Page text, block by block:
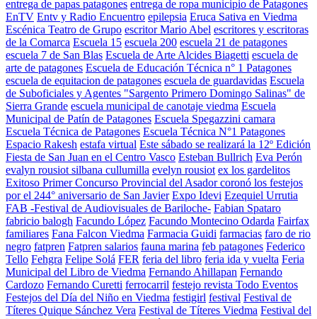
entrega de papas patagones entrega de ropa municipio de Patagones
EnTV Entv y Radio Encuentro epilepsia Eruca Sativa en Viedma
Escénica Teatro de Grupo escritor Mario Abel escritores y escritoras
de la Comarca Escuela 15 escuela 200 escuela 21 de patagones
escuela 7 de San Blas Escuela de Arte Alcides Biagetti escuela de
arte de patagones Escuela de Educación Técnica n° 1 Patagones
escuela de equitacion de patagones escuela de guardavidas Escuela
de Suboficiales y Agentes "Sargento Primero Domingo Salinas" de
Sierra Grande escuela municipal de canotaje viedma Escuela
Municipal de Patín de Patagones Escuela Spegazzini camara
Escuela Técnica de Patagones Escuela Técnica N°1 Patagones
Espacio Rakesh estafa virtual Este sábado se realizará la 12º Edición
Fiesta de San Juan en el Centro Vasco Esteban Bullrich Eva Perón
evalyn rousiot silbana cullumilla evelyn rousiot ex los gardelitos
Exitoso Primer Concurso Provincial del Asador coronó los festejos
por el 244° aniversario de San Javier Expo Idevi Ezequiel Urrutia
FAB -Festival de Audiovisuales de Bariloche- Fabian Spataro
fabricio balogh Facundo López Facundo Montecino Odarda Fairfax
familiares Fana Falcon Viedma Farmacia Guidi farmacias faro de rio
negro fatpren Fatpren salarios fauna marina feb patagones Federico
Tello Fehgra Felipe Solá FER feria del libro feria ida y vuelta Feria
Municipal del Libro de Viedma Fernando Ahillapan Fernando
Cardozo Fernando Curetti ferrocarril festejo revista Todo Eventos
Festejos del Día del Niño en Viedma festigirl festival Festival de
Títeres Quique Sánchez Vera Festival de Títeres Viedma Festival del